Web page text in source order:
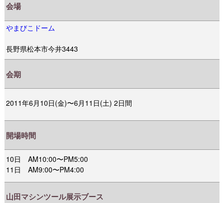
会場
やまびこドーム
長野県松本市今井3443
会期
2011年6月10日(金)〜6月11日(土) 2日間
開場時間
10日 AM10:00〜PM5:00
11日 AM9:00〜PM4:00
山田マシンツール展示ブース